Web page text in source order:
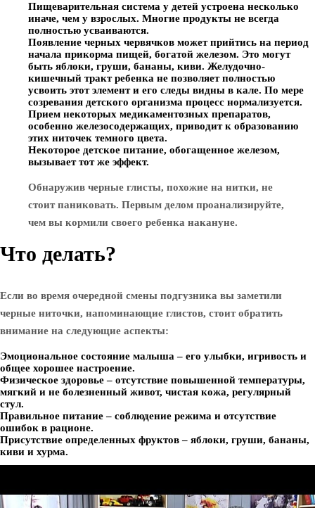
Пищеварительная система у детей устроена несколько
иначе, чем у взрослых. Многие продукты не всегда
полностью усваиваются.
Появление черных червячков может прийтись на период
начала прикорма пищей, богатой железом. Это могут
быть яблоки, груши, бананы, киви. Желудочно-
кишечный тракт ребенка не позволяет полностью
усвоить этот элемент и его следы видны в кале. По мере
созревания детского организма процесс нормализуется.
Прием некоторых медикаментозных препаратов,
особенно железосодержащих, приводит к образованию
этих ниточек темного цвета.
Некоторое детское питание, обогащенное железом,
вызывает тот же эффект.
Обнаружив черные глисты, похожие на нитки, не
стоит паниковать. Первым делом проанализируйте,
чем вы кормили своего ребенка накануне.
Что делать?
Если во время очередной смены подгузника вы заметили
черные ниточки, напоминающие глистов, стоит обратить
внимание на следующие аспекты:
Эмоциональное состояние малыша – его улыбки, игривость и
общее хорошее настроение.
Физическое здоровье – отсутствие повышенной температуры,
мягкий и не болезненный живот, чистая кожа, регулярный
стул.
Правильное питание – соблюдение режима и отсутствие
ошибок в рационе.
Присутствие определенных фруктов – яблоки, груши, бананы,
киви и хурма.